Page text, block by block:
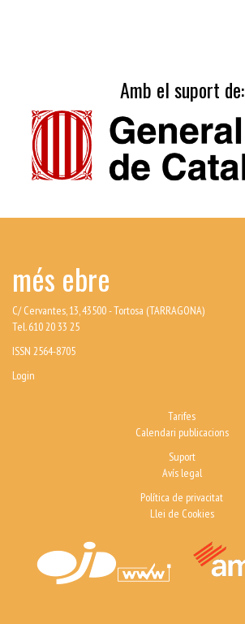
Amb el suport de:
més ebre
C/ Cervantes, 13, 43500 - Tortosa (TARRAGONA)
Tel. 610 20 33 25
ISSN 2564-8705
Login
Tarifes
Calendari publicacions
Suport
Avís legal
Política de privacitat
Llei de Cookies